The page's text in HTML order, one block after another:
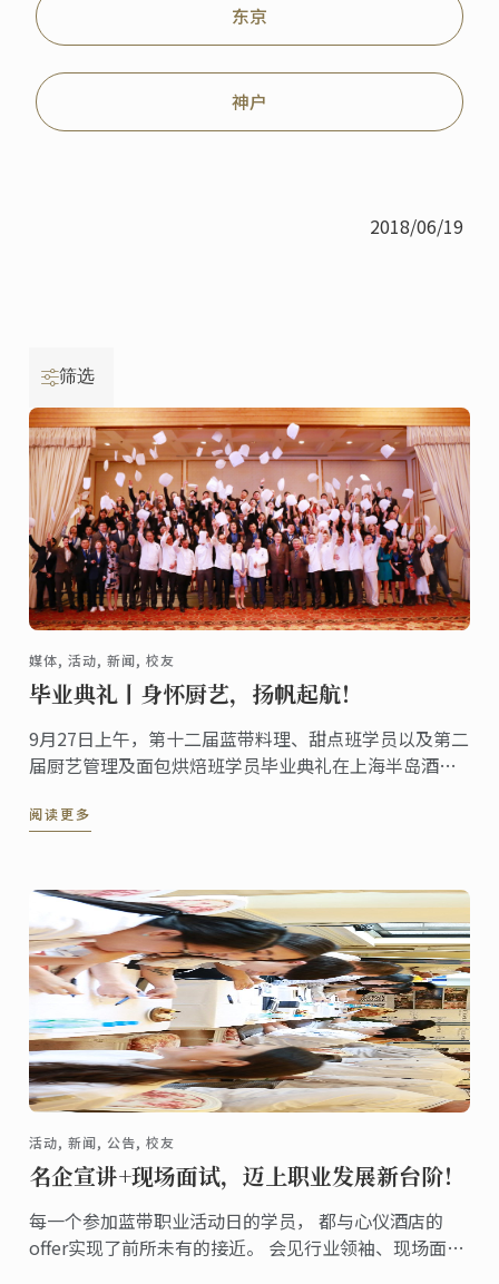
东京
神户
2018/06/19
筛选
媒体, 活动, 新闻, 校友
毕业典礼丨身怀厨艺，扬帆起航！
9月27日上午，第十二届蓝带料理、甜点班学员以及第二
届厨艺管理及面包烘焙班学员毕业典礼在上海半岛酒店
先生、副校长施雯女士、特邀嘉宾中国烹饪大师·国家
阅读更多
活动, 新闻, 公告, 校友
名企宣讲+现场面试，迈上职业发展新台阶！
每一个参加蓝带职业活动日的学员， 都与心仪酒店的
offer实现了前所未有的接近。 会见行业领袖、现场面